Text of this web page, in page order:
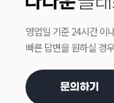
영업일 기준 24시간 이
빠른 답변을 원하실 경
문의하기